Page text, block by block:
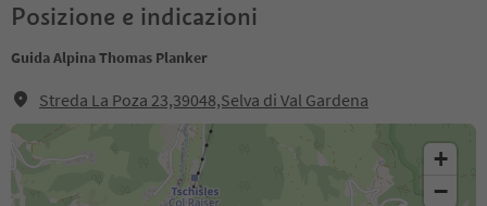
Posizione e indicazioni
Guida Alpina Thomas Planker
Streda La Poza 23,39048,Selva di Val Gardena
+
−